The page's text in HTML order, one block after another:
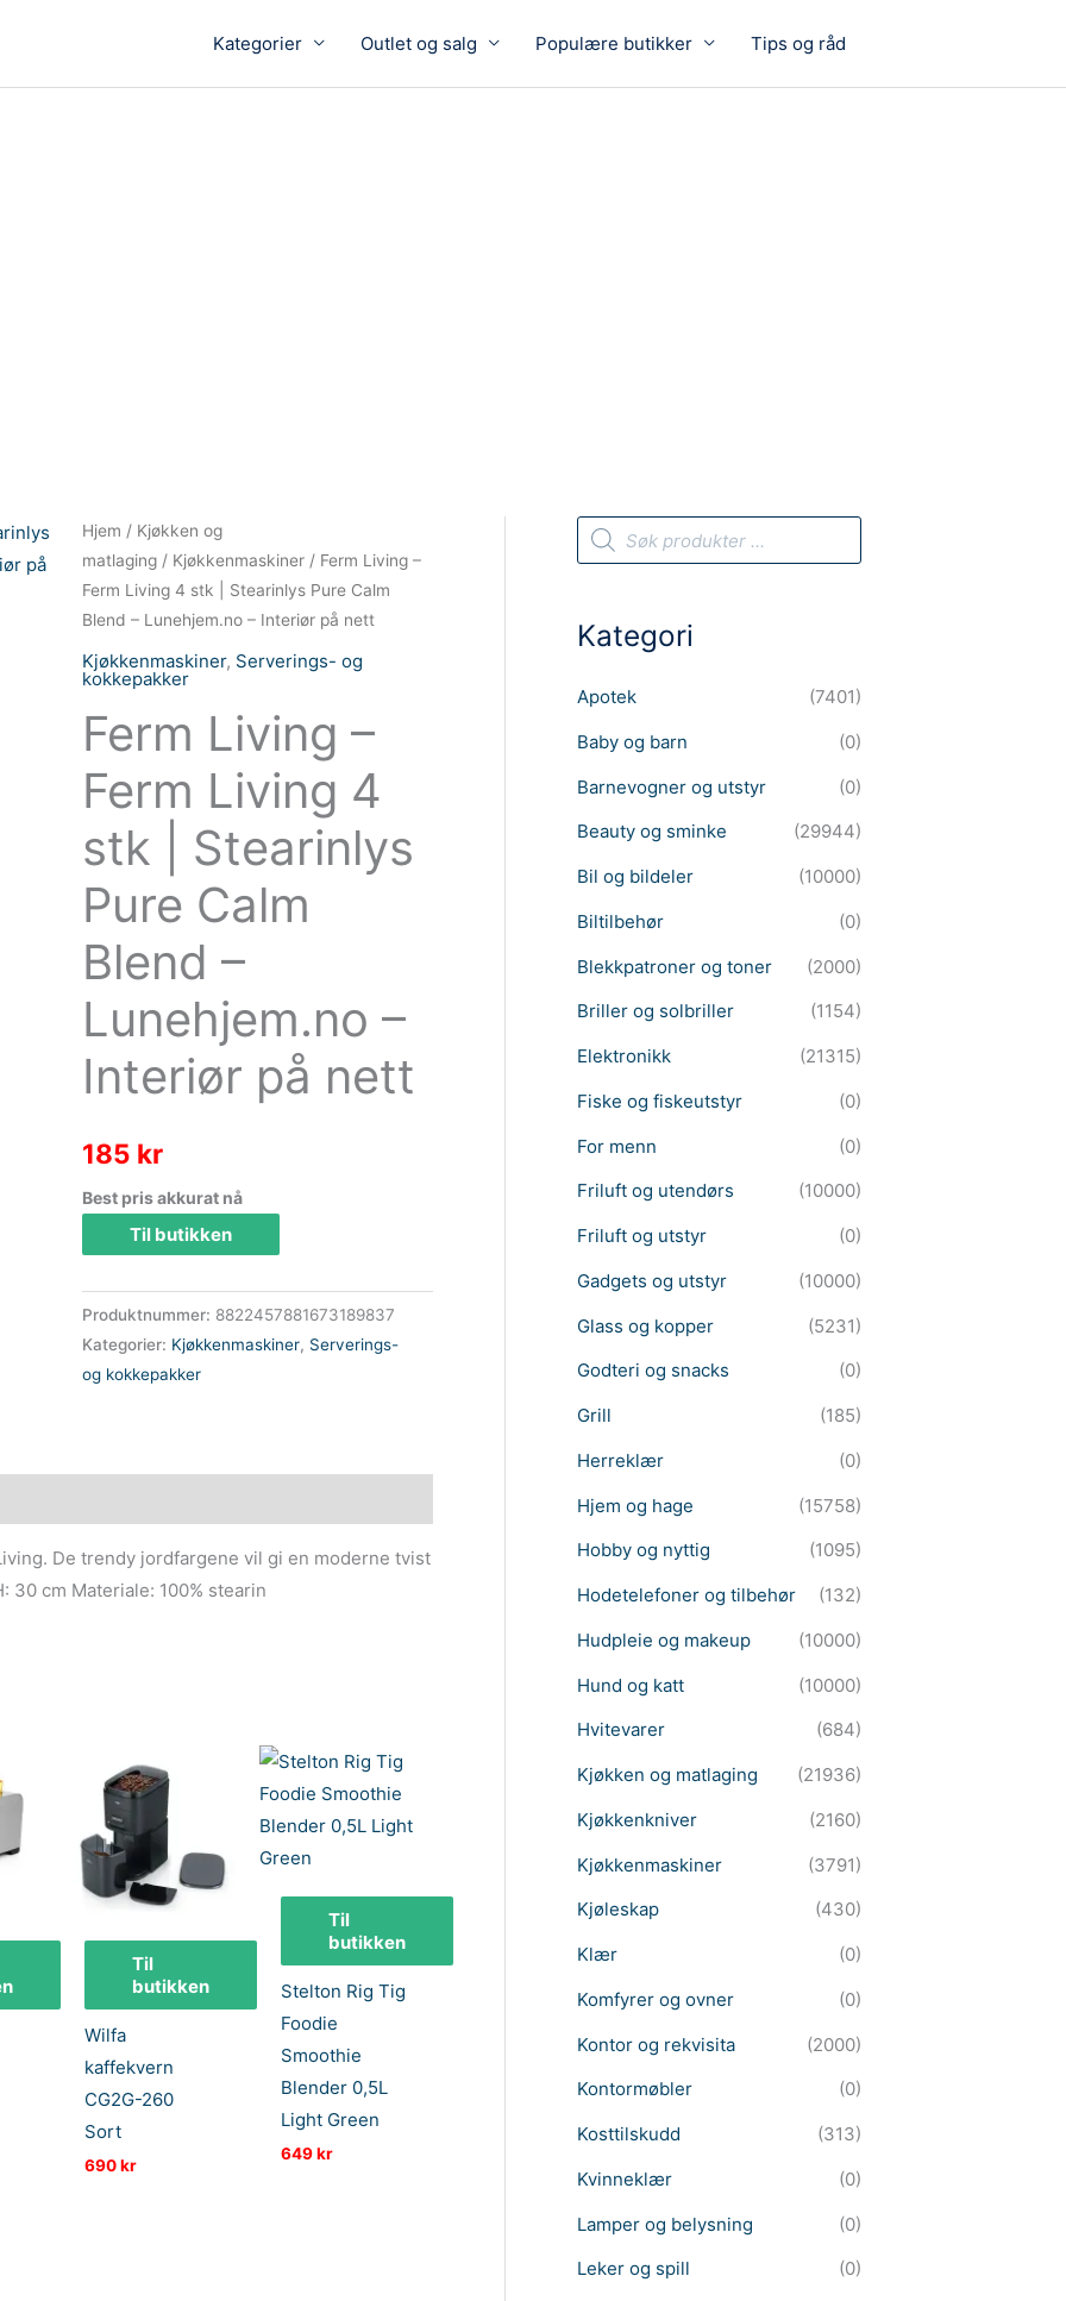
Kategorier Outlet og salg Populære butikker Tips og råd
Hjem / Kjøkken og
matlaging/ Kjøkkenmaskiner/ Ferm Living –
Ferm Living 4 stk | Stearinlys Pure Calm
Blend – Lunehjem.no – Interiør på nett
Kjøkkenmaskiner, Serverings- og
kokkepakker
Ferm Living –
Ferm Living 4
stk | Stearinlys
Pure Calm
Blend –
Lunehjem.no –
Interiør på nett
185 kr
Best pris akkurat nå
Til butikken
Produktnummer: 8822457881673189837
Kategorier: Kjøkkenmaskiner, Serverings-
og kokkepakker
De trendy jordfargene vil gi en moderne tvist
30 cm Materiale: 100% stearin
Til
butikken
Wilfa
kaffekvern
CG2G-260
Sort
690kr
Til
butikken
Stelton Rig Tig
Foodie
Smoothie
Blender 0,5L
Light Green
649kr
P
o
t
s
e
a
c
h
Kategori
Apotek
(7401)
Baby og barn
(0)
Barnevogner og utstyr
(0)
Beauty og sminke
(29944)
Bil og bildeler
(10000)
Biltilbehør
(0)
Blekkpatroner og toner
(2000)
Briller og solbriller
(1154)
Elektronikk
(21315)
Fiske og fiskeutstyr
(0)
For menn
(0)
Friluft og utendørs
(10000)
Friluft og utstyr
(0)
Gadgets og utstyr
(10000)
Glass og kopper
(5231)
Godteri og snacks
(0)
Grill
(185)
Herreklær
(0)
Hjem og hage
(15758)
Hobby og nyttig
(1095)
Hodetelefoner og tilbehør
(132)
Hudpleie og makeup
(10000)
Hund og katt
(10000)
Hvitevarer
(684)
Kjøkken og matlaging
(21936)
Kjøkkenkniver
(2160)
Kjøkkenmaskiner
(3791)
Kjøleskap
(430)
Klær
(0)
Komfyrer og ovner
(0)
Kontor og rekvisita
(2000)
Kontormøbler
(0)
Kosttilskudd
(313)
Kvinneklær
(0)
Lamper og belysning
(0)
Leker og spill
(0)